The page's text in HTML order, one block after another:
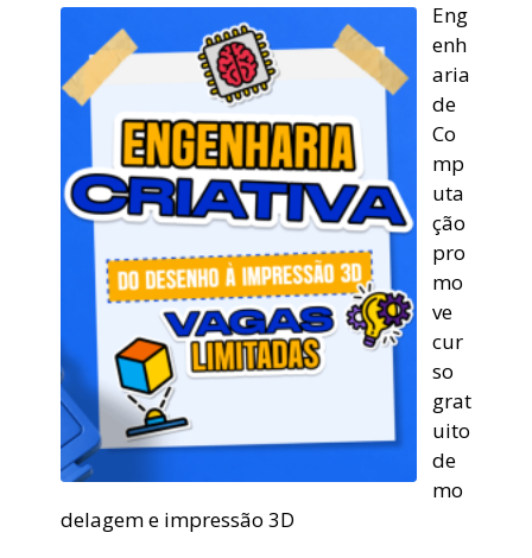
Eng
enh
aria
de
Co
mp
uta
ção
pro
mo
ve
cur
so
grat
uito
de
mo
delagem e impressão 3D